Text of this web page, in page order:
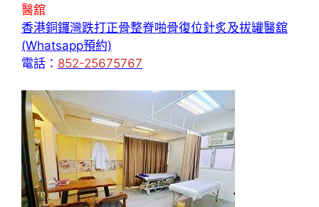
醫舘
香港銅鑼灣跌打正骨整脊啪骨復位針炙及拔罐醫舘
(Whatsapp預約)
電話： 852-25675767